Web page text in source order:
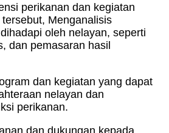
perikanan dan kegiatan
Menganalisis
oleh nelayan, seperti
dan pemasaran hasil
dan kegiatan yang dapat
nelayan dan
perikanan.
dan dukungan kepada